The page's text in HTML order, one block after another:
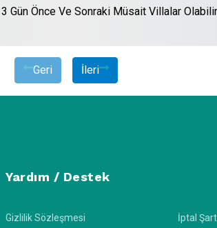
Gün Önce Ve Sonraki Müsait Villalar
Geri İleri
Yardım / Destek
Gizlilik Sözleşmesi İptal